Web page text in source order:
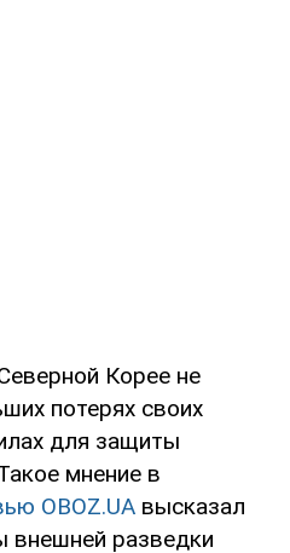
Корее не
потерях своих
для защиты
мнение в
OBOZ.UA высказал
внешней разведки